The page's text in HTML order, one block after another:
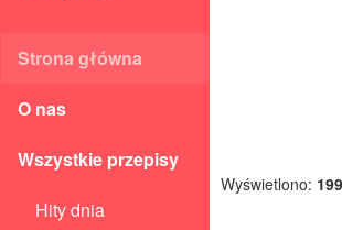
Strona główna
O nas
Wszystkie przepisy
Hity dnia
Wyświetlono: